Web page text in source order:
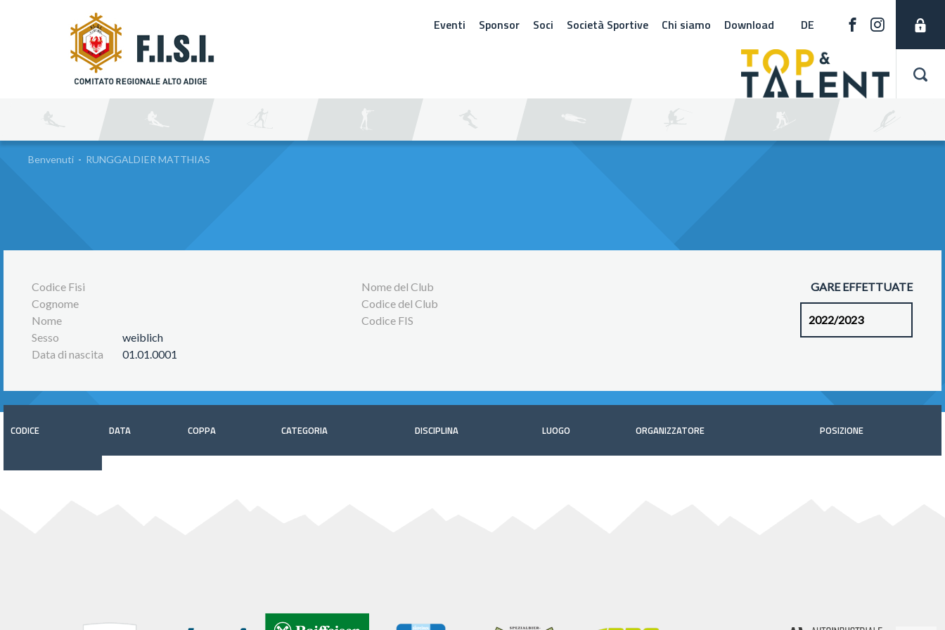
Eventi Sponsor Soci Società Sportive Chi siamo Download DE
Benvenuti - RUNGGALDIER MATTHIAS
Codice Fisi
Cognome
Nome
Sesso
weiblich
Data di nascita
01.01.0001
Nome del Club
Codice del Club
Codice FIS
GARE EFFETTUATE
CODICE DATA COPPA CATEGORIA DISCIPLINA LUOGO ORGANIZZATORE POSIZIONE